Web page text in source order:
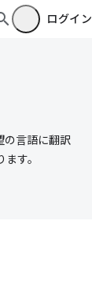
ログイン
の言語に翻訳
す。